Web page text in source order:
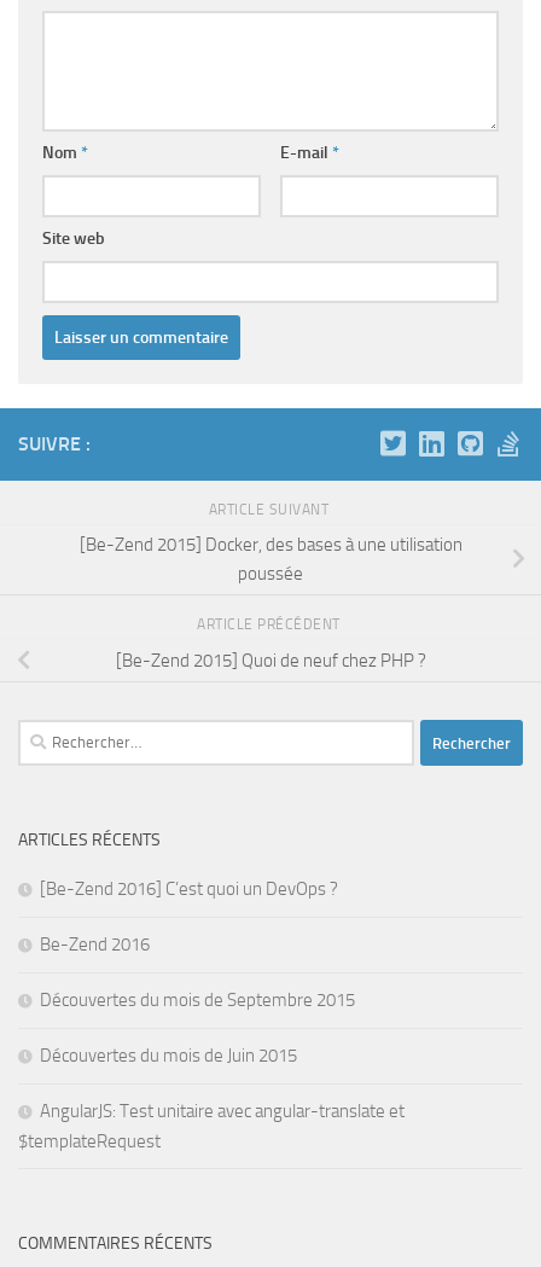
Nom * E-mail *
Site web
SUIVRE :
ARTICLE SUIVANT
[Be-Zend 2015] Docker, des bases à une utilisation
poussée
ARTICLE PRÉCÉDENT
[Be-Zend 2015] Quoi de neuf chez PHP ?
Rechercher :
ARTICLES RÉCENTS
[Be-Zend 2016] C’est quoi un DevOps ?
Be-Zend 2016
Découvertes du mois de Septembre 2015
Découvertes du mois de Juin 2015
AngularJS: Test unitaire avec angular-translate et
$templateRequest
COMMENTAIRES RÉCENTS